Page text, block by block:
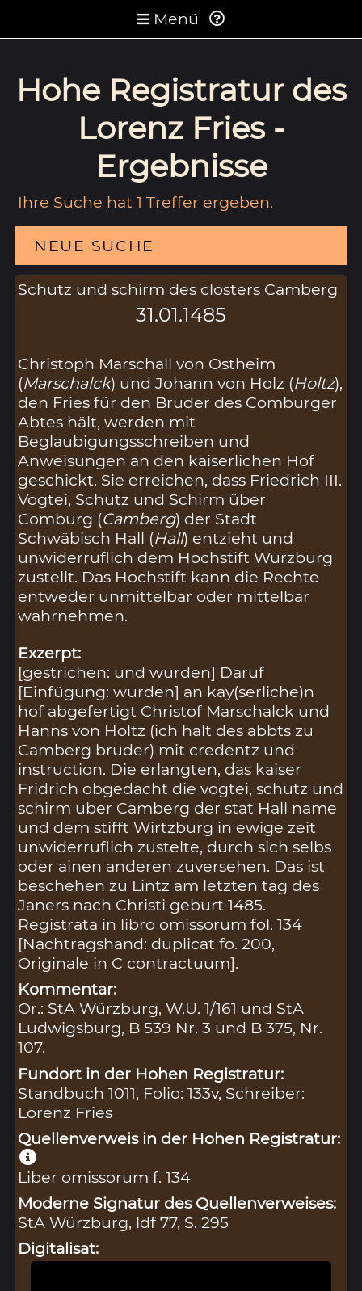
Menü
Hohe Registratur des
Lorenz Fries -
Ergebnisse
Ihre Suche hat 1 Treffer ergeben.
NEUE SUCHE
Schutz und schirm des closters Camberg
31.01.1485
Christoph Marschall von Ostheim
(Marschalck) und Johann von Holz (Holtz),
den Fries für den Bruder des Comburger
Abtes hält, werden mit
Beglaubigungsschreiben und
Anweisungen an den kaiserlichen Hof
geschickt. Sie erreichen, dass Friedrich III.
Vogtei, Schutz und Schirm über
Comburg (Camberg) der Stadt
Schwäbisch Hall (Hall) entzieht und
unwiderruflich dem Hochstift Würzburg
zustellt. Das Hochstift kann die Rechte
entweder unmittelbar oder mittelbar
wahrnehmen.
Exzerpt:
[gestrichen: und wurden] Daruf
[Einfügung: wurden] an kay(serliche)n
hof abgefertigt Christof Marschalck und
Hanns von Holtz (ich halt des abbts zu
Camberg bruder) mit credentz und
instruction. Die erlangten, das kaiser
Fridrich obgedacht die vogtei, schutz und
schirm uber Camberg der stat Hall name
und dem stifft Wirtzburg in ewige zeit
unwiderruflich zustelte, durch sich selbs
oder ainen anderen zuversehen. Das ist
beschehen zu Lintz am letzten tag des
Janers nach Christi geburt 1485.
Registrata in libro omissorum fol. 134
[Nachtragshand: duplicat fo. 200,
Originale in C contractuum].
Kommentar:
Or.: StA Würzburg, W.U. 1/161 und StA
Ludwigsburg, B 539 Nr. 3 und B 375, Nr.
107.
Fundort in der Hohen Registratur:
Standbuch 1011, Folio: 133v, Schreiber:
Lorenz Fries
Quellenverweis in der Hohen Registratur:
Liber omissorum f. 134
Moderne Signatur des Quellenverweises:
StA Würzburg, ldf 77, S. 295
Digitalisat: